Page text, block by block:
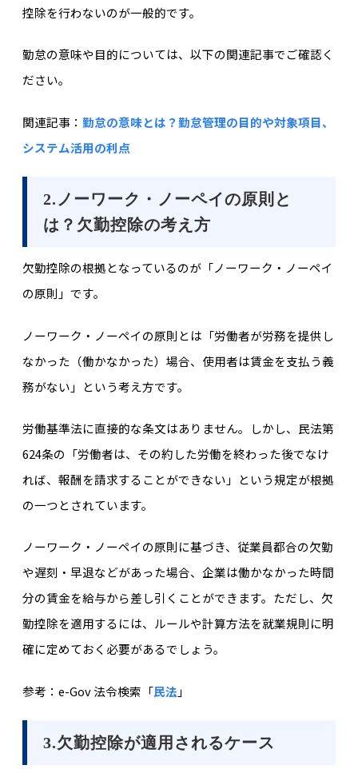
控除を行わないのが一般的です。
勤怠の意味や目的については、以下の関連記事でご確認く
ださい。
関連記事： 勤怠の意味とは？勤怠管理の目的や対象項目、
システム活用の利点
2.ノーワーク・ノーペイの原則と
は？欠勤控除の考え方
欠勤控除の根拠となっているのが「ノーワーク・ノーペイ
の原則」です。
ノーワーク・ノーペイの原則とは「労働者が労務を提供し
なかった（働かなかった）場合、使用者は賃金を支払う義
務がない」という考え方です。
労働基準法に直接的な条文はありません。しかし、民法第
624条の「労働者は、その約した労働を終わった後でなけ
れば、報酬を請求することができない」という規定が根拠
の一つとされています。
ノーワーク・ノーペイの原則に基づき、従業員都合の欠勤
や遅刻・早退などがあった場合、企業は働かなかった時間
分の賃金を給与から差し引くことができます。ただし、欠
勤控除を適用するには、ルールや計算方法を就業規則に明
確に定めておく必要があるでしょう。
参考：e-Gov 法令検索「民法 」
3.欠勤控除が適用されるケース